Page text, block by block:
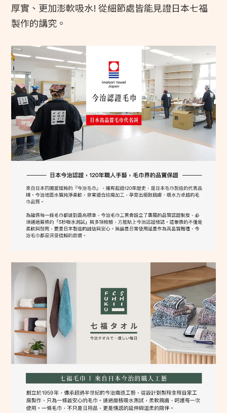
厚實、更加澎軟吸水! 從細節處皆能見證日本七福
製作的講究。